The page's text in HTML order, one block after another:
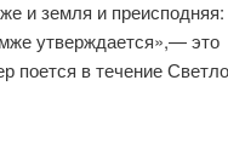
и земля и
утверждается»,— это
поется в течение